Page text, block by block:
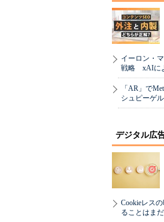
イーロン・
戦略 xAIに
「AR」で
シュピーゲ
デジタル広
Cookieレス
ることはま